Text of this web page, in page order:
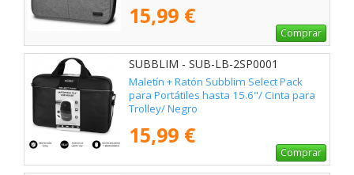
15,99 €
Comprar
SUBBLIM - SUB-LB-2SP0001
Maletín + Ratón Subblim Select Pack
para Portátiles hasta 15.6"/ Cinta para
Trolley/ Negro
15,99 €
Comprar